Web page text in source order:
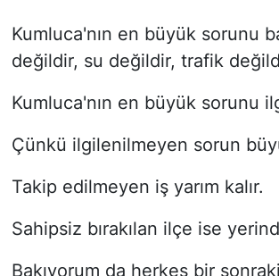
Kumluca'nın en büyük sorunu
değildir, su değildir, trafik
Kumluca'nın en büyük sorunu
Çünkü ilgilenilmeyen sorun
Takip edilmeyen iş yarım kalır.
Sahipsiz bırakılan ilçe ise
Bakıyorum da herkes bir